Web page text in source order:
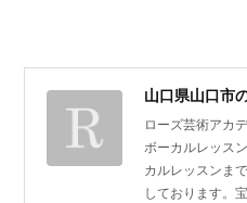
ローズ芸術アカ
ボーカルレッス
カルレッスンま
しております。